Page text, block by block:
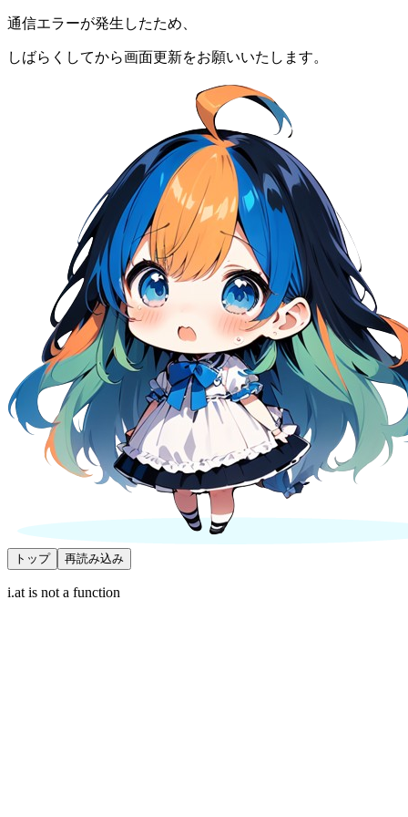
通信エラーが発生したため、
しばらくしてから画面更新をお願いいたします。
トップ 再読み込み
i.at is not a function